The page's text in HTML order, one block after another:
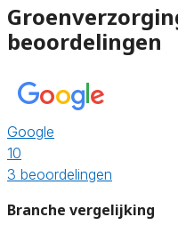
beoordelingen
Google
10
3 beoordelingen
Branche vergelijking